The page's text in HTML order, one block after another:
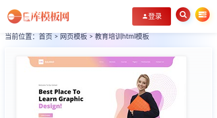
登录
当前位置： 首页 > 网页模板 > 教育培训html模板